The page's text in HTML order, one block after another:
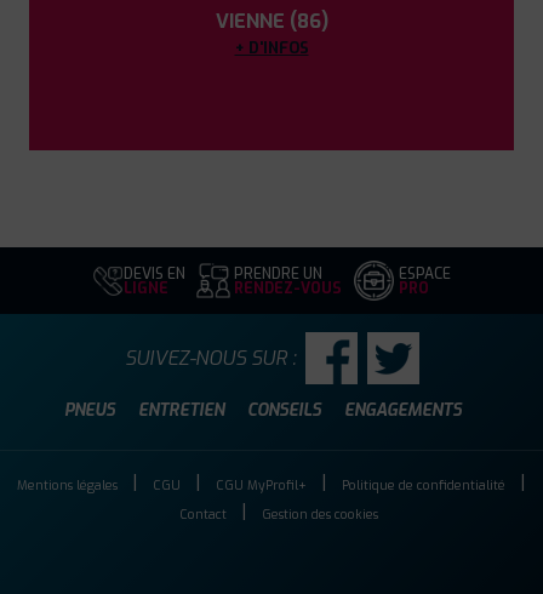
VIENNE (86)
+ D'INFOS
DEVIS EN
LIGNE
PRENDRE UN
RENDEZ-VOUS
ESPACE
PRO
PNEUS ENTRETIEN CONSEILS ENGAGEMENTS
SUIVEZ-NOUS SUR :
Mentions légales CGU CGU MyProfil+
Politique de confidentialité
Contact
Gestion des cookies